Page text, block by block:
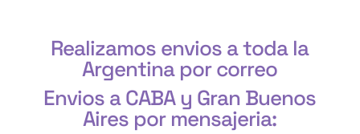
Realizamos envios a toda la
Argentina por correo
Envios a CABA y Gran Buenos
Aires por mensajeria: